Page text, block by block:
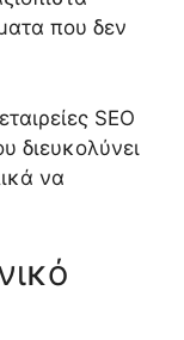
που δεν
SEO
διευκολύνει
να
ό